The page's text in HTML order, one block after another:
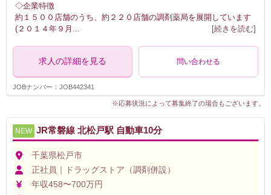
◇企業特徴
約１５００店舗のうち、約２２０店舗の調剤薬局を展開しています
(２０１４年９月
[続きを読む]
求人の詳細を見る 問い合わせる
JOBナンバー：JOB442341
※応募状況によって募集終了の場合もございます。
NEW JR常磐線 北松戸駅 自動車10分
千葉県松戸市
正社員｜ドラッグストア（調剤併設）
年収458〜700万円